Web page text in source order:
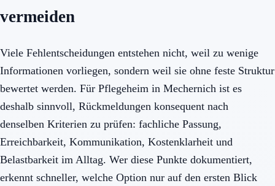
vermeiden
Viele Fehlentscheidungen entstehen nicht, weil zu wenige
Informationen vorliegen, sondern weil sie ohne feste Struktur
bewertet werden. Für Pflegeheim in Mechernich ist es
deshalb sinnvoll, Rückmeldungen konsequent nach
denselben Kriterien zu prüfen: fachliche Passung,
Erreichbarkeit, Kommunikation, Kostenklarheit und
Belastbarkeit im Alltag. Wer diese Punkte dokumentiert,
erkennt schneller, welche Option nur auf den ersten Blick